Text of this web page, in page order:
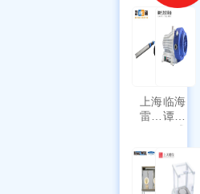
上海
雷磁
符合
新国
标带
临海
谭氏
干式
泵
SPL-
10